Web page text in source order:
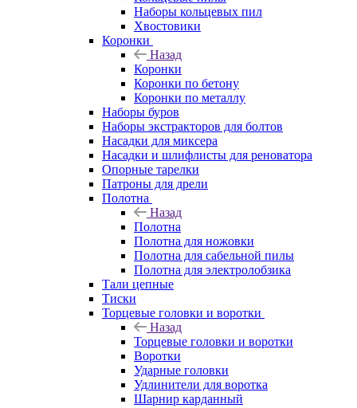
Наборы кольцевых пил
Хвостовики
Коронки
Назад
Коронки
Коронки по бетону
Коронки по металлу
Наборы буров
Наборы экстракторов для болтов
Насадки для миксера
Насадки и шлифлисты для реноватора
Опорные тарелки
Патроны для дрели
Полотна
Назад
Полотна
Полотна для ножовки
Полотна для сабельной пилы
Полотна для электролобзика
Тали цепные
Тиски
Торцевые головки и воротки
Назад
Торцевые головки и воротки
Воротки
Ударные головки
Удлинители для воротка
Шарнир карданный